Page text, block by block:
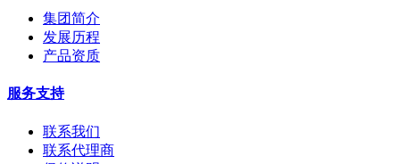
集团简介
发展历程
产品资质
服务支持
联系我们
联系代理商